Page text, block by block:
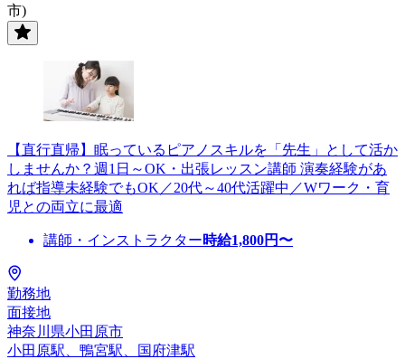
市)
【直行直帰】眠っているピアノスキルを「先生」として活か
しませんか？週1日～OK・出張レッスン講師 演奏経験があ
れば指導未経験でもOK／20代～40代活躍中／Wワーク・育
児との両立に最適
講師・インストラクター時給1,800円〜
勤務地
面接地
神奈川県小田原市
小田原駅、鴨宮駅、国府津駅